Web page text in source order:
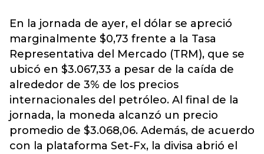
En la jornada de ayer, el dólar se apreció
marginalmente $0,73 frente a la Tasa
Representativa del Mercado (TRM), que se
ubicó en $3.067,33 a pesar de la caída de
alrededor de 3% de los precios
internacionales del petróleo. Al final de la
jornada, la moneda alcanzó un precio
promedio de $3.068,06. Además, de acuerdo
con la plataforma Set-Fx, la divisa abrió el